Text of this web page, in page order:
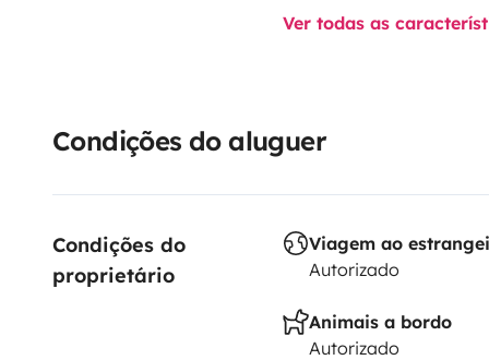
Ver todas as
Condições do aluguer
Condições do
proprietário
Viagem ao
Autorizado
Animais a bordo
Autorizado